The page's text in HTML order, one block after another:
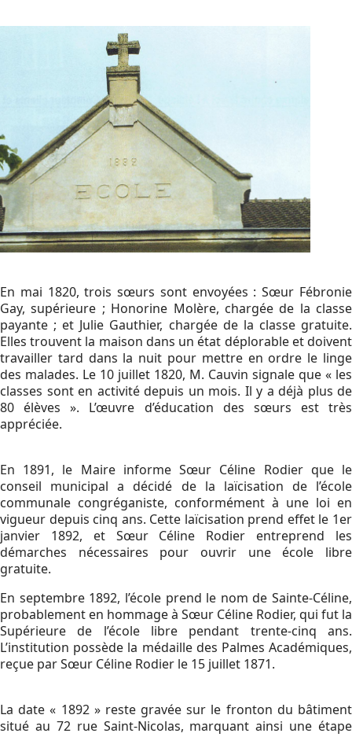
En mai 1820, trois sœurs sont envoyées : Sœur Fébronie
Gay, supérieure ; Honorine Molère, chargée de la classe
payante ; et Julie Gauthier, chargée de la classe gratuite.
Elles trouvent la maison dans un état déplorable et doivent
travailler tard dans la nuit pour mettre en ordre le linge
des malades. Le 10 juillet 1820, M. Cauvin signale que « les
classes sont en activité depuis un mois. Il y a déjà plus de
80 élèves ». L’œuvre d’éducation des sœurs est très
appréciée.
En 1891, le Maire informe Sœur Céline Rodier que le
conseil municipal a décidé de la laïcisation de l’école
communale congréganiste, conformément à une loi en
vigueur depuis cinq ans. Cette laïcisation prend effet le 1er
janvier 1892, et Sœur Céline Rodier entreprend les
démarches nécessaires pour ouvrir une école libre
gratuite.
En septembre 1892, l’école prend le nom de Sainte-Céline,
probablement en hommage à Sœur Céline Rodier, qui fut la
Supérieure de l’école libre pendant trente-cinq ans.
L’institution possède la médaille des Palmes Académiques,
reçue par Sœur Céline Rodier le 15 juillet 1871.
La date « 1892 » reste gravée sur le fronton du bâtiment
situé au 72 rue Saint-Nicolas, marquant ainsi une étape